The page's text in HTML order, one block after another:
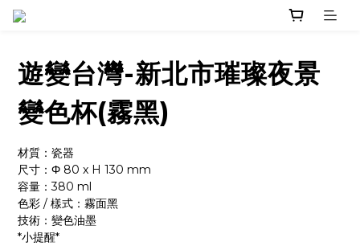
遊變台灣-新北市璀璨夜景
變色杯(霧黑)
材質：瓷器
尺寸：Φ 80 x H 130 mm
容量：380 ml
色彩 / 樣式：霧面黑
技術：變色油墨
*小提醒*